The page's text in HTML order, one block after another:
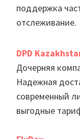
поддержка
отслеживание.
DPD
Дочерняя
Надежная
современный
выгодные